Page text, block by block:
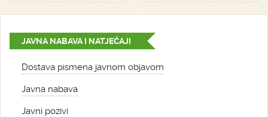
JAVNA NABAVA I NATJEČAJI
Dostava pismena javnom objavom
Javna nabava
Javni pozivi